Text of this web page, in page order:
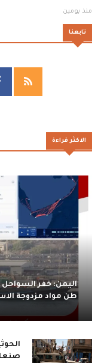
منذ يومين
تابعنا
الاكثر قراءة
طن مواد مزدوجة